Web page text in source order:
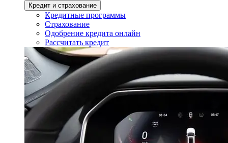
Кредит и страхование
Кредитные программы
Страхование
Одобрение кредита онлайн
Рассчитать кредит